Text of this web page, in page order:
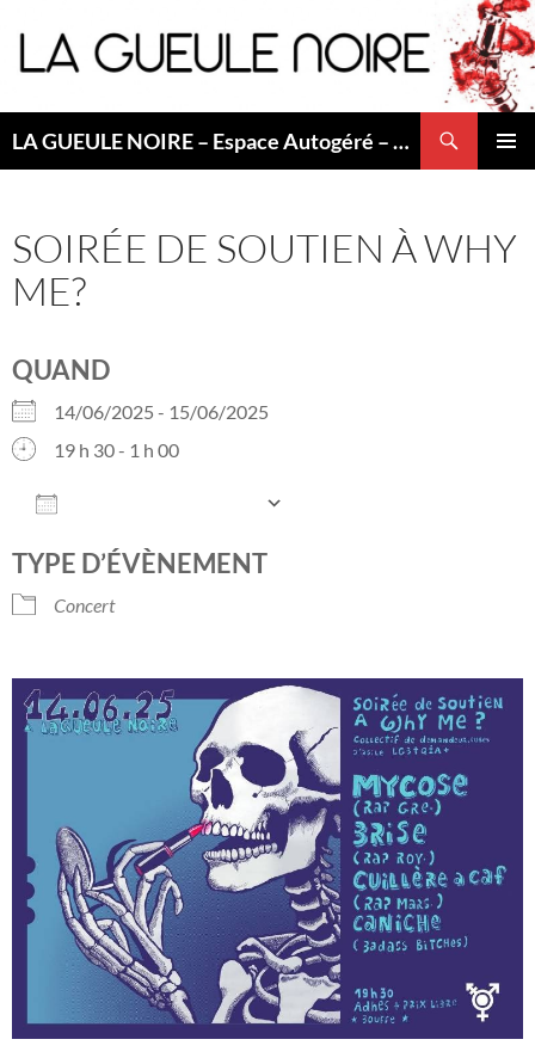
au
contenu
LA GUEULE NOIRE – Espace Autogéré – Saint Etienne
SOIRÉE DE SOUTIEN À WHY
ME?
QUAND
14/06/2025 - 15/06/2025
19 h 30 - 1 h 00
TYPE D’ÉVÈNEMENT
Concert